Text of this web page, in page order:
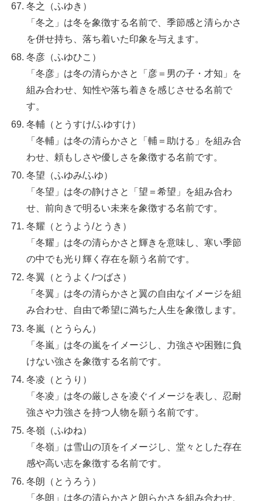
冬之（ふゆき）
「冬之」は冬を象徴する名前で、季節感と清らかさ
を併せ持ち、落ち着いた印象を与えます。
冬彦（ふゆひこ）
「冬彦」は冬の清らかさと「彦＝男の子・才知」を
組み合わせ、知性や落ち着きを感じさせる名前で
す。
冬輔（とうすけ/ふゆすけ）
「冬輔」は冬の清らかさと「輔＝助ける」を組み合
わせ、頼もしさや優しさを象徴する名前です。
冬望（ふゆみ/ふゆ）
「冬望」は冬の静けさと「望＝希望」を組み合わ
せ、前向きで明るい未来を象徴する名前です。
冬耀（とうよう/とうき）
「冬耀」は冬の清らかさと輝きを意味し、寒い季節
の中でも光り輝く存在を願う名前です。
冬翼（とうよく/つばさ）
「冬翼」は冬の清らかさと翼の自由なイメージを組
み合わせ、自由で希望に満ちた人生を象徴します。
冬嵐（とうらん）
「冬嵐」は冬の嵐をイメージし、力強さや困難に負
けない強さを象徴する名前です。
冬凌（とうり）
「冬凌」は冬の厳しさを凌ぐイメージを表し、忍耐
強さや力強さを持つ人物を願う名前です。
冬嶺（ふゆね）
「冬嶺」は雪山の頂をイメージし、堂々とした存在
感や高い志を象徴する名前です。
冬朗（とうろう）
「冬朗」は冬の清らかさと朗らかさを組み合わせ、